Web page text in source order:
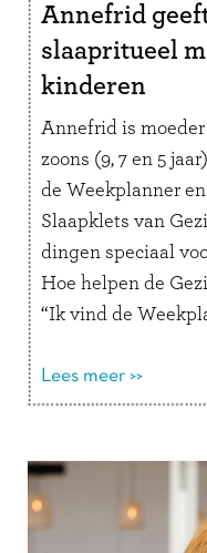
Annefrid
slaapritueel
kinderen
Annefrid is moeder
zoons (9, 7 en 5
de Weekplanner
Slaapklets van
dingen speciaal
Hoe helpen de
“Ik vind de
verder
Lees meer >>